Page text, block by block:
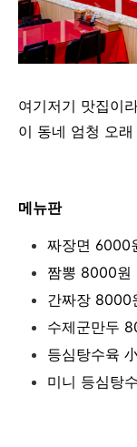
여기저기 맛집이
이 동네 엄청 오
메뉴판
짜장면 6000
짬뽕 8000원
간짜장 8000
수제군만두
등심탕수육
미니 등심탕